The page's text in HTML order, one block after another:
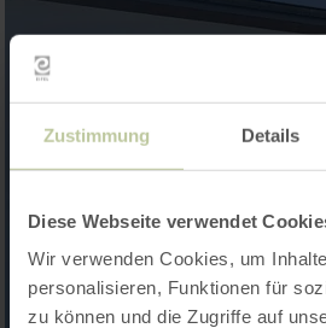
Zustimmung Details
Diese Webseite verwendet
Wir verwenden Cookies, um
personalisieren, Funktionen für
zu können und die Zugriffe auf